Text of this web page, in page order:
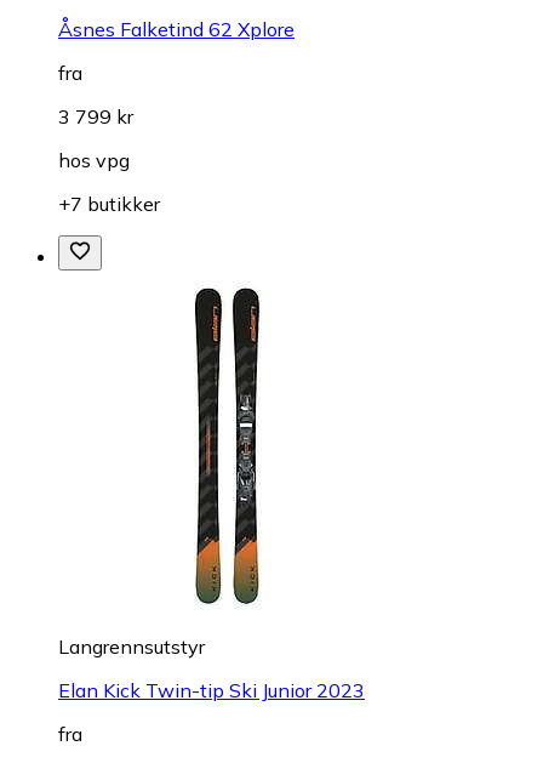
Åsnes Falketind 62 Xplore
fra
3 799 kr
hos vpg
+7 butikker
Langrennsutstyr
Elan Kick Twin-tip Ski Junior 2023
fra